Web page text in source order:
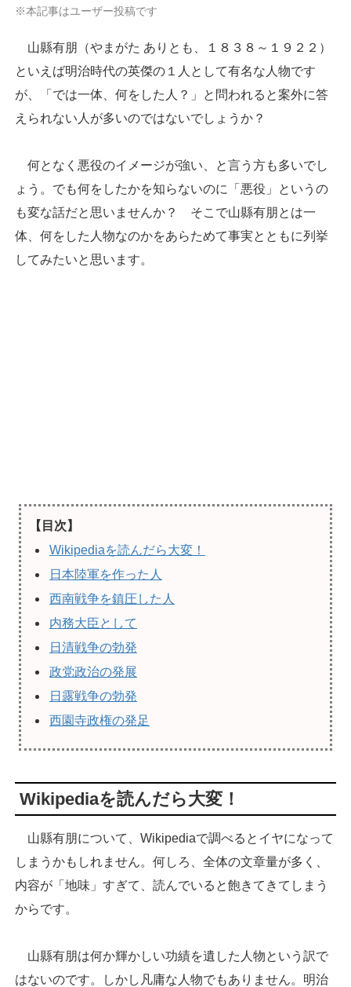
※本記事はユーザー投稿です
山縣有朋（やまがた ありとも、１８３８～１９２２）
といえば明治時代の英傑の１人として有名な人物です
が、「では一体、何をした人？」と問われると案外に答
えられない人が多いのではないでしょうか？
何となく悪役のイメージが強い、と言う方も多いでし
ょう。でも何をしたかを知らないのに「悪役」というの
も変な話だと思いませんか？ そこで山縣有朋とは一
体、何をした人物なのかをあらためて事実とともに列挙
してみたいと思います。
【目次】
Wikipediaを読んだら大変！
日本陸軍を作った人
西南戦争を鎮圧した人
内務大臣として
日清戦争の勃発
政党政治の発展
日露戦争の勃発
西園寺政権の発足
Wikipediaを読んだら大変！
山縣有朋について、Wikipediaで調べるとイヤになって
しまうかもしれません。何しろ、全体の文章量が多く、
内容が「地味」すぎて、読んでいると飽きてきてしまう
からです。
山縣有朋は何か輝かしい功績を遺した人物という訳で
はないのです。しかし凡庸な人物でもありません。明治